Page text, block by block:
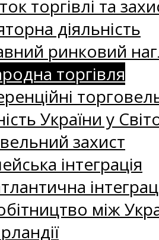
торгівлі та
діяльність
ринковий
торгівля
України у
захист
інтеграція
між